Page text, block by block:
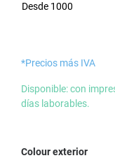
Desde 1000
*Precios más IVA
Disponible: con
días laborables.
Seleccione
Colour exterior